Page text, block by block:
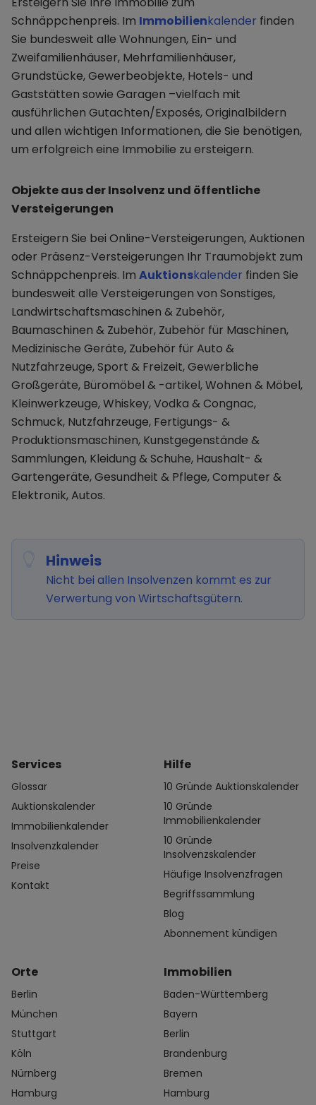
Schnäppchenpreis. Im Immobilienkalender finden
Sie bundesweit alle Wohnungen, Ein- und
Zweifamilienhäuser, Mehrfamilienhäuser,
Grundstücke, Gewerbeobjekte, Hotels- und
Gaststätten sowie Garagen –vielfach mit
ausführlichen Gutachten/Exposés, Originalbildern
und allen wichtigen Informationen, die Sie benötigen,
um erfolgreich eine Immobilie zu ersteigern.
Objekte aus der Insolvenz und öffentliche
Versteigerungen
Ersteigern Sie bei Online-Versteigerungen, Auktionen
oder Präsenz-Versteigerungen Ihr Traumobjekt zum
Schnäppchenpreis. Im Auktionskalender finden Sie
bundesweit alle Versteigerungen von Sonstiges,
Landwirtschaftsmaschinen & Zubehör,
Baumaschinen & Zubehör, Zubehör für Maschinen,
Medizinische Geräte, Zubehör für Auto &
Nutzfahrzeuge, Sport & Freizeit, Gewerbliche
Großgeräte, Büromöbel & -artikel, Wohnen & Möbel,
Kleinwerkzeuge, Whiskey, Vodka & Congnac,
Schmuck, Nutzfahrzeuge, Fertigungs- &
Produktionsmaschinen, Kunstgegenstände &
Sammlungen, Kleidung & Schuhe, Haushalt- &
Gartengeräte, Gesundheit & Pflege, Computer &
Elektronik, Autos.
Hinweis
Nicht bei allen Insolvenzen kommt es zur
Verwertung von Wirtschaftsgütern.
Services
Glossar
Auktionskalender
Immobilienkalender
Insolvenzkalender
Preise
Kontakt
Hilfe
10 Gründe Auktionskalender
10 Gründe
Immobilienkalender
10 Gründe
Insolvenzskalender
Häufige Insolvenzfragen
Begriffssammlung
Blog
Abonnement kündigen
Orte
Berlin
München
Stuttgart
Köln
Nürnberg
Hamburg
Immobilien
Baden-Württemberg
Bayern
Berlin
Brandenburg
Bremen
Hamburg